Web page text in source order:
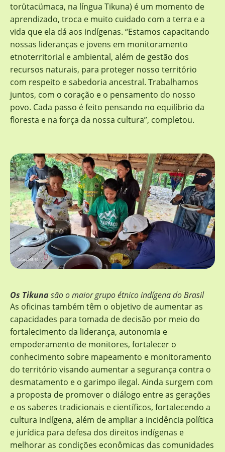
torütacümaca, na língua Tikuna) é um momento de
aprendizado, troca e muito cuidado com a terra e a
vida que ela dá aos indígenas. “Estamos capacitando
nossas lideranças e jovens em monitoramento
etnoterritorial e ambiental, além de gestão dos
recursos naturais, para proteger nosso território
com respeito e sabedoria ancestral. Trabalhamos
juntos, com o coração e o pensamento do nosso
povo. Cada passo é feito pensando no equilíbrio da
floresta e na força da nossa cultura”, completou.
Os Tikunasão o maior grupo étnico indígena do Brasil
As oficinas também têm o objetivo de aumentar as
capacidades para tomada de decisão por meio do
fortalecimento da liderança, autonomia e
empoderamento de monitores, fortalecer o
conhecimento sobre mapeamento e monitoramento
do território visando aumentar a segurança contra o
desmatamento e o garimpo ilegal. Ainda surgem com
a proposta de promover o diálogo entre as gerações
e os saberes tradicionais e científicos, fortalecendo a
cultura indígena, além de ampliar a incidência política
e jurídica para defesa dos direitos indígenas e
melhorar as condições econômicas das comunidades